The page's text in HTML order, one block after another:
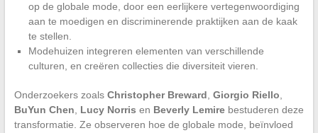
op de globale mode, door een eerlijkere vertegenwoordiging
aan te moedigen en discriminerende praktijken aan de kaak
te stellen.
Modehuizen integreren elementen van verschillende
culturen, en creëren collecties die diversiteit vieren.
Onderzoekers zoals Christopher Breward, Giorgio Riello,
BuYun Chen, Lucy Norris en Beverly Lemirebestuderen deze
transformatie. Ze observeren hoe de globale mode, beïnvloed